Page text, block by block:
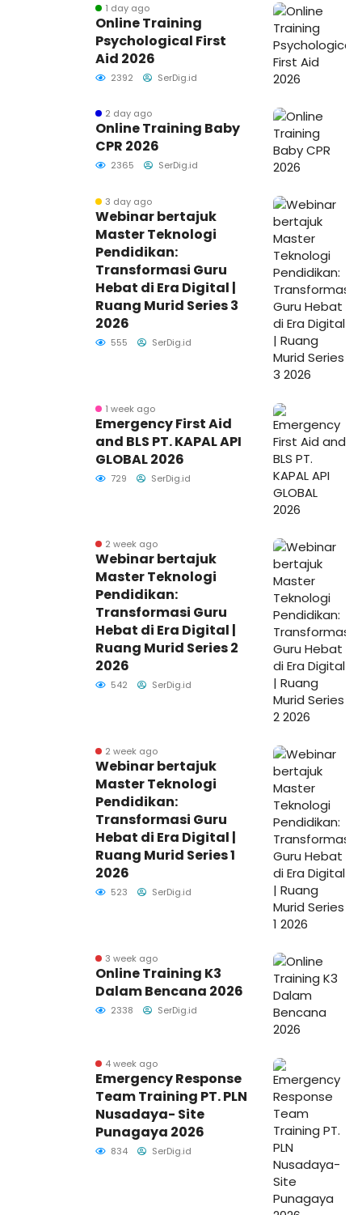
1 day ago
Online Training
Psychological First
Aid 2026
2392 SerDig.id
2 day ago
Online Training Baby
CPR 2026
2365 SerDig.id
3 day ago
Webinar bertajuk
Master Teknologi
Pendidikan:
Transformasi Guru
Hebat di Era Digital |
Ruang Murid Series 3
2026
555 SerDig.id
1 week ago
Emergency First Aid
and BLS PT. KAPAL API
GLOBAL 2026
729 SerDig.id
2 week ago
Webinar bertajuk
Master Teknologi
Pendidikan:
Transformasi Guru
Hebat di Era Digital |
Ruang Murid Series 2
2026
542 SerDig.id
2 week ago
Webinar bertajuk
Master Teknologi
Pendidikan:
Transformasi Guru
Hebat di Era Digital |
Ruang Murid Series 1
2026
523 SerDig.id
3 week ago
Online Training K3
Dalam Bencana 2026
2338 SerDig.id
4 week ago
Emergency Response
Team Training PT. PLN
Nusadaya- Site
Punagaya 2026
834 SerDig.id